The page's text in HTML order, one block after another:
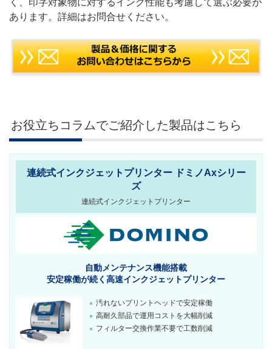
く、印字対象物に対するインク性能も考慮して選ぶ必要が
あります。詳細はお問合せください。
お役立ちコラムでご紹介した製品はこちら
連続式インクジェットプリンター ドミノAxシリー
ズ
連続式インクジェットプリンター
自動メンテナンス機能搭載
安定稼働が続く 高速インクジェットプリンター
汚れないプリントヘッドで安定稼働
高耐久部品で運用コストを大幅削減
フィルター交換作業不要で工数削減